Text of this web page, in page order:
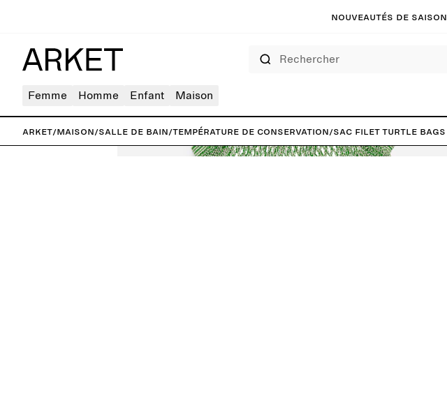
Nouveautés de saison
Femme Homme Enfant Maison
ARKET/Maison/Salle de bain/Température de conservation/Sac filet Turtle Bags